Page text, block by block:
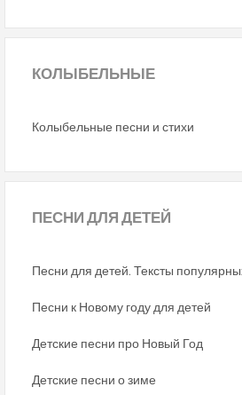
КОЛЫБЕЛЬНЫЕ
Колыбельные песни и стихи
ПЕСНИДЛЯ ДЕТЕЙ
Песни для детей. Тексты
Песни к Новому году для детей
Детские песни про Новый Год
Детские песни о зиме